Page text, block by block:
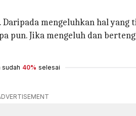
mengeluhkan hal yang
Jika mengeluh dan
sudah 40% selesai